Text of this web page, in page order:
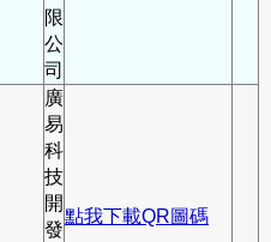
限
公
司
廣
易
科
技
開
發
點我下載QR圖碼